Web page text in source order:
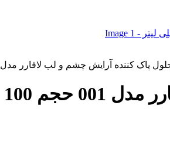
پاک کننده آرایش چشم و لب لافارر مدل 001 حجم 100 میلی لیتر
لیتر